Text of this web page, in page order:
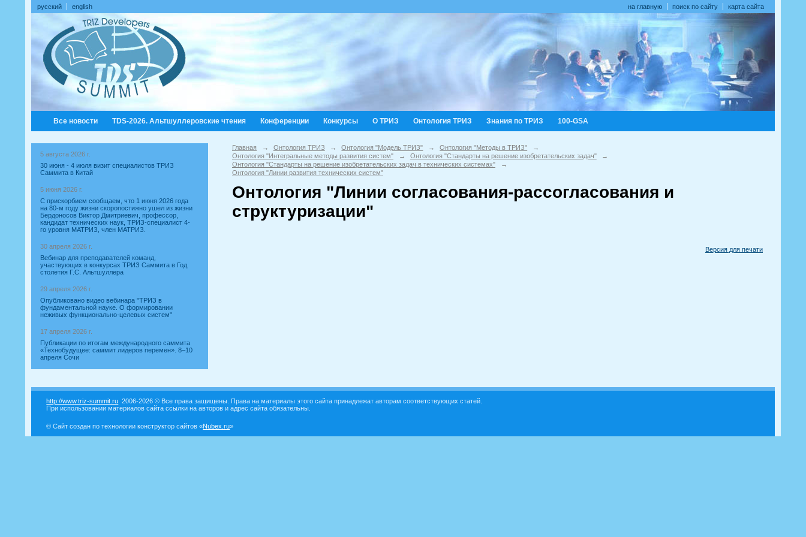
русский english на главную поиск по сайту карта сайта
Все новости TDS-2026. Альтшуллеровские чтения Конференции Конкурсы О ТРИЗ Онтология ТРИЗ Знания по ТРИЗ 100-GSA
5 августа 2026 г.
30 июня - 4 июля визит специалистов ТРИЗ
Саммита в Китай
5 июня 2026 г.
С прискорбием сообщаем, что 1 июня 2026 года
на 80-м году жизни скоропостижно ушел из жизни
Бердоносов Виктор Дмитриевич, профессор,
кандидат технических наук, ТРИЗ-специалист 4-
го уровня МАТРИЗ, член МАТРИЗ.
30 апреля 2026 г.
Вебинар для преподавателей команд,
участвующих в конкурсах ТРИЗ Саммита в Год
столетия Г.С. Альтшуллера
29 апреля 2026 г.
Опубликовано видео вебинара "ТРИЗ в
фундаментальной науке. О формировании
неживых функционально-целевых систем"
17 апреля 2026 г.
Публикации по итогам международного саммита
«Технобудущее: саммит лидеров перемен». 8–10
апреля Сочи
Главная → Онтология ТРИЗ → Онтология "Модель ТРИЗ" → Онтология "Методы в ТРИЗ"
→
Онтология "Интегральные методы развития систем"
→ Онтология "Стандарты на решение изобретательских задач"
→
Онтология "Стандарты на решение изобретательских задач в технических системах"
→
Онтология "Линии развития технических систем"
Онтология "Линии согласования-рассогласования и
структуризации"
Версия для печати
http://www.triz-summit.ru 2006-2026 © Все права защищены. Права на материалы этого сайта принадлежат авторам соответствующих статей.
При использовании материалов сайта ссылки на авторов и адрес сайта обязательны.
© Сайт создан по технологии конструктор сайтов «Nubex.ru»